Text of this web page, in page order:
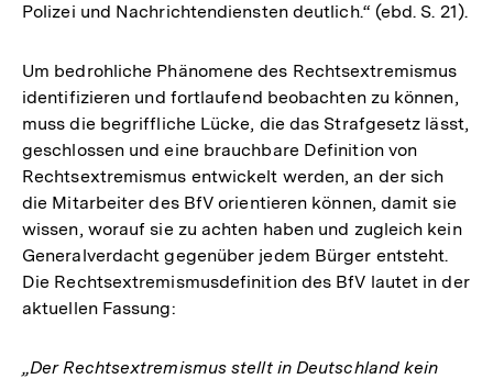
Polizei und Nachrichtendiensten deutlich.“ (ebd. S. 21).
Um bedrohliche Phänomene des Rechtsextremismus
identifizieren und fortlaufend beobachten zu können,
muss die begriffliche Lücke, die das Strafgesetz lässt,
geschlossen und eine brauchbare Definition von
Rechtsextremismus entwickelt werden, an der sich
die Mitarbeiter des BfV orientieren können, damit sie
wissen, worauf sie zu achten haben und zugleich kein
Generalverdacht gegenüber jedem Bürger entsteht.
Die Rechtsextremismusdefinition des BfV lautet in der
aktuellen Fassung:
„Der Rechtsextremismus stellt in Deutschland kein